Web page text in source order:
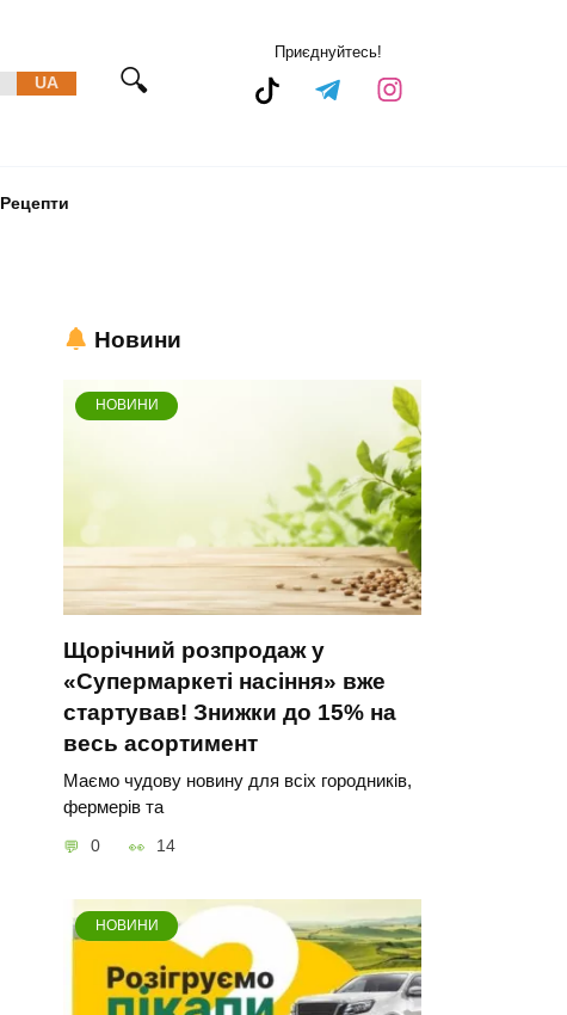
UA
Приєднуйтесь!
Рецепти
Новини
НОВИНИ
Щорічний розпродаж у
«Супермаркеті насіння» вже
стартував! Знижки до 15% на
весь асортимент
Маємо чудову новину для всіх городників,
фермерів та
0 14
НОВИНИ